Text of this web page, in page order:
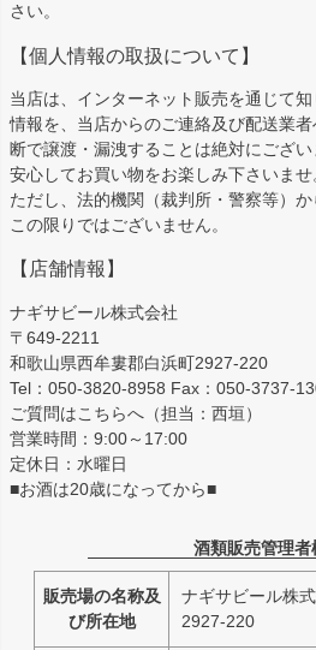
さい。
【個人情報の取扱について】
当店は、インターネット販売を通じて
情報を、当店からのご連絡及び配送業
断で譲渡・漏洩することは絶対にござい
安心してお買い物をお楽しみ下さいませ
ただし、法的機関（裁判所・警察等）
この限りではございません。
【店舗情報】
ナギサビール株式会社
〒649-2211
和歌山県西牟婁郡白浜町2927-220
Tel：050-3820-8958 Fax：050-3737-
ご質問はこちらへ（担当：西垣）
営業時間：9:00～17:00
定休日：水曜日
■お酒は20歳になってから■
酒類販売管理者
販売場の名称及
び所在地
ナギサビール株
2927-220